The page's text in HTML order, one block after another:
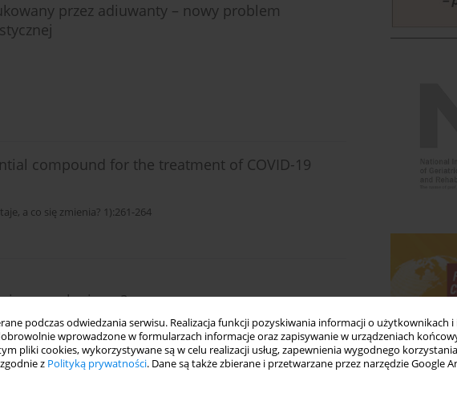
podczas odwiedzania serwisu. Realizacja funkcji pozyskiwania informacji o użytkownikach i
wprowadzone w formularzach informacje oraz zapisywanie w urządzeniach
pliki cookies, wykorzystywane są w celu realizacji usług, zapewnienia wygodnego
z Polityką prywatności. Dane są także zbierane i przetwarzane przez narzędzie Google
przez adiuwanty – nowy problem
compound for the treatment of COVID-19
a co się zmienia? 1):261-264
Carolis